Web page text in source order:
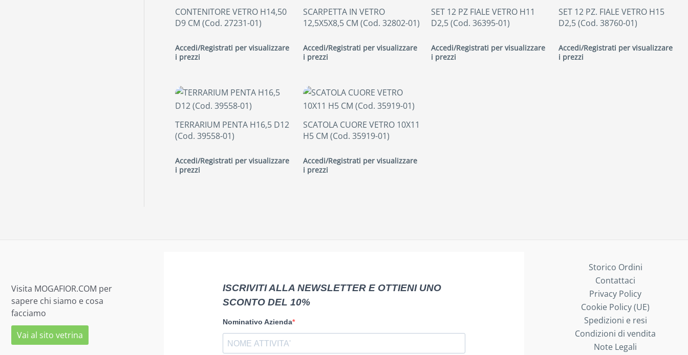
CONTENITORE VETRO H14,50
D9 CM (Cod. 27231-01)
Accedi/Registrati per visualizzare
i prezzi
SCARPETTA IN VETRO
12,5X5X8,5 CM (Cod. 32802-01)
Accedi/Registrati per visualizzare
i prezzi
SET 12 PZ FIALE VETRO H11
D2,5 (Cod. 36395-01)
Accedi/Registrati per visualizzare
i prezzi
SET 12 PZ. FIALE VETRO H15
D2,5 (Cod. 38760-01)
Accedi/Registrati per visualizzare
i prezzi
TERRARIUM PENTA H16,5 D12
(Cod. 39558-01)
Accedi/Registrati per visualizzare
i prezzi
SCATOLA CUORE VETRO 10X11
H5 CM (Cod. 35919-01)
Accedi/Registrati per visualizzare
i prezzi
Visita MOGAFIOR.COM per
sapere chi siamo e cosa
facciamo
Vai al sito vetrina
Storico Ordini
Contattaci
Privacy Policy
Cookie Policy (UE)
Spedizioni e resi
Condizioni di vendita
Note Legali